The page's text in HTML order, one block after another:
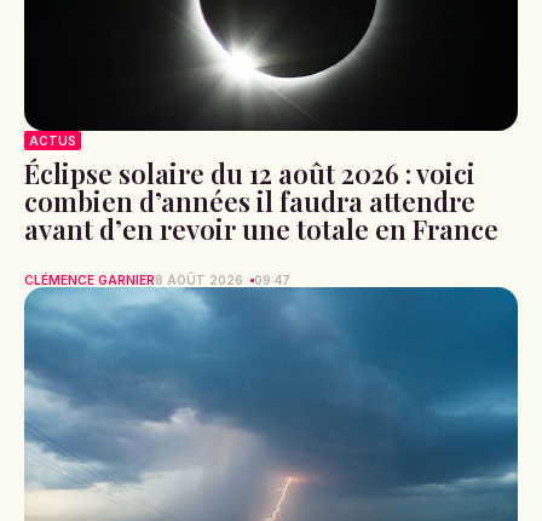
ACTUS
Éclipse solaire du 12 août 2026 : voici
combien d’années il faudra attendre
avant d’en revoir une totale en France
CLÉMENCE GARNIER8 AOÛT 2026 09:47